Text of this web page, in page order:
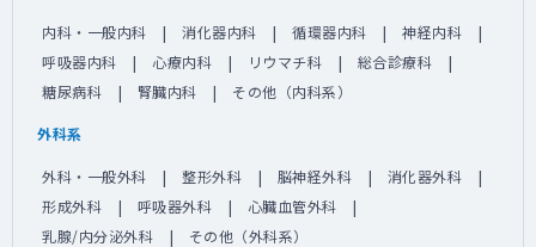
内科・一般内科 消化器内科 循環器内科
神経内科
呼吸器内科
心療内科 リウマチ科
総合診療科
糖尿病科
腎臓内科 その他（内科系）
外科系
外科・一般外科 整形外科 脳神経外科
消化器外科
形成外科
呼吸器外科
心臓血管外科
乳腺/内分泌外科
その他（外科系）